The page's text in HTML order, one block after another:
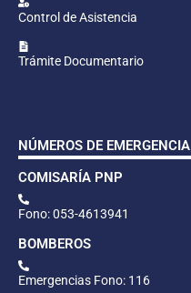
Control de Asistencia
Trámite Documentario
NÚMEROS DE EMERGENCIA
COMISARÍA PNP
Fono: 053-4613941
BOMBEROS
Emergencias Fono: 116